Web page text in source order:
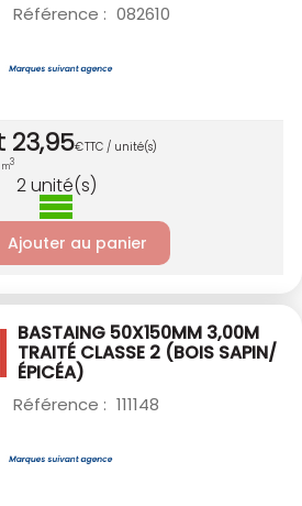
Référence : 082610
23,95€TTC / unité(s)
m3
2unité(s)
Ajouter au panier
BASTAING 50X150MM 3,00M
TRAITÉ CLASSE 2 (BOIS SAPIN/
ÉPICÉA)
Référence : 111148